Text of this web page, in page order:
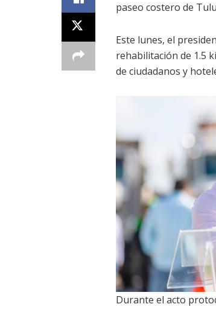
paseo costero de
Este lunes, el
rehabilitación de 1.5
de ciudadanos y
Durante el acto